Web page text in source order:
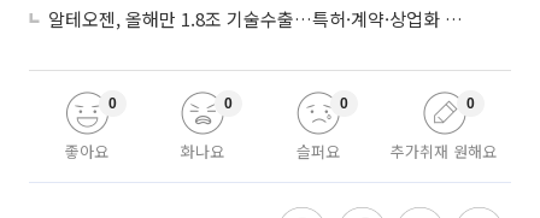
알테오젠, 올해만 1.8조 기술수출…특허·계약·상업화 ‘삼박자’
좋아요
0
화나요
0
슬퍼요
0
추가취재 원해요
0